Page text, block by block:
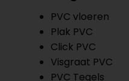
PVC vloeren
Plak PVC
Click PVC
Visgraat PVC
PVC Tegels